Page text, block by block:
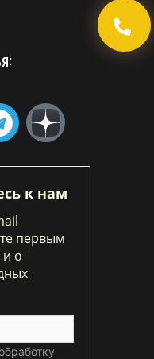
к нам
первым
и о